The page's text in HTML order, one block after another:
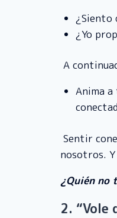
¿Siento
¿Yo
A
Anima
Sentir
nosotros.
¿Quién no
2. “Vole